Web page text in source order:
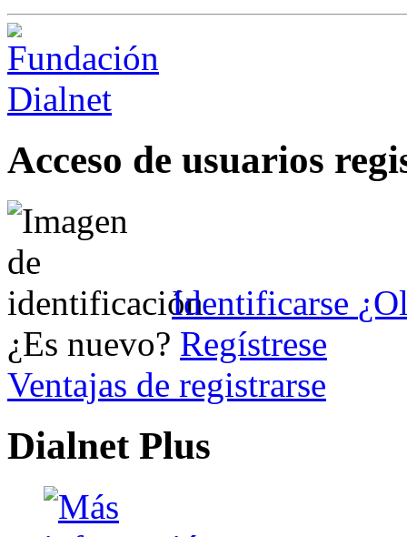
Acceso de usuarios
Identificarse
¿Es nuevo? Regístrese
Ventajas de registrarse
Dialnet Plus